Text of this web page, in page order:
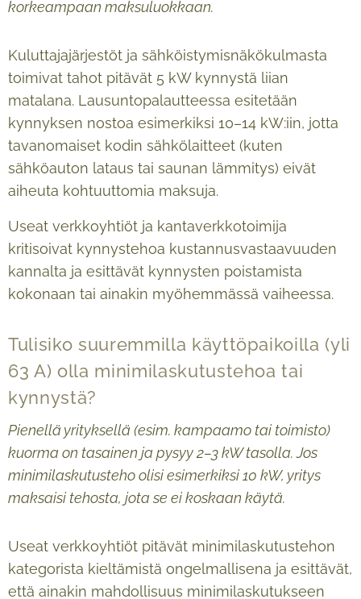
korkeampaan maksuluokkaan.
Kuluttajajärjestöt ja sähköistymisnäkökulmasta
toimivat tahot pitävät 5 kW kynnystä liian
matalana. Lausuntopalautteessa esitetään
kynnyksen nostoa esimerkiksi 10–14 kW:iin, jotta
tavanomaiset kodin sähkölaitteet (kuten
sähköauton lataus tai saunan lämmitys) eivät
aiheuta kohtuuttomia maksuja.
Useat verkkoyhtiöt ja kantaverkkotoimija
kritisoivat kynnystehoa kustannusvastaavuuden
kannalta ja esittävät kynnysten poistamista
kokonaan tai ainakin myöhemmässä vaiheessa.
Tulisiko suuremmilla käyttöpaikoilla (yli
63 A) olla minimilaskutustehoa tai
kynnystä?
Pienellä yrityksellä (esim. kampaamo tai toimisto)
kuorma on tasainen ja pysyy 2–3 kW tasolla. Jos
minimilaskutusteho olisi esimerkiksi 10 kW, yritys
maksaisi tehosta, jota se ei koskaan käytä.
Useat verkkoyhtiöt pitävät minimilaskutustehon
kategorista kieltämistä ongelmallisena ja esittävät,
että ainakin mahdollisuus minimilaskutukseen